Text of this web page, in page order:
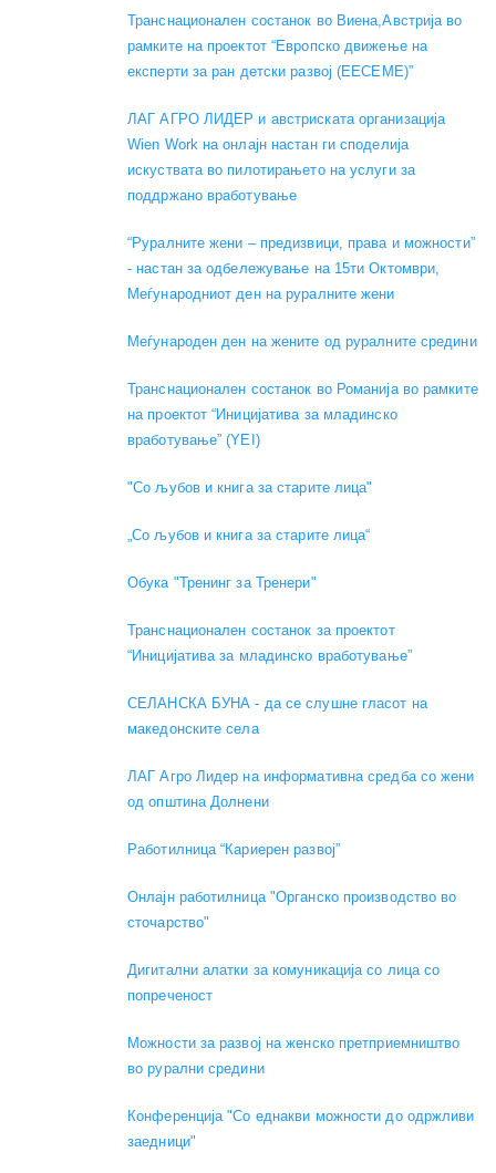
Транснационален состанок во Виена,Австрија во
рамките на проектот “Европско движење на
експерти за ран детски развој (EECEME)”
ЛАГ АГРО ЛИДЕР и австриската организација
Wien Work на онлајн настан ги споделија
искуствата во пилотирањето на услуги за
поддржано вработување
“Руралните жени – предизвици, права и можности”
- настан за одбележување на 15ти Октомври,
Меѓународниот ден на руралните жени
Меѓународен ден на жените од руралните средини
Транснационален состанок во Романија во рамките
на проектот “Иницијатива за младинско
вработување” (YEI)
"Со љубов и книга за старите лица"
„Со љубов и книга за старите лица“
Обука "Тренинг за Тренери"
Транснационален состанок за проектот
“Иницијатива за младинско вработување”
СЕЛАНСКА БУНА - да се слушне гласот на
македонските села
ЛАГ Агро Лидер на информативна средба со жени
од општина Долнени
Работилница “Кариерен развој”
Онлајн работилница "Органско производство во
сточарство"
Дигитални алатки за комуникација со лица со
попреченост
Можности за развој на женско претприемништво
во рурални средини
Конференција "Со еднакви можности до одржливи
заедници"